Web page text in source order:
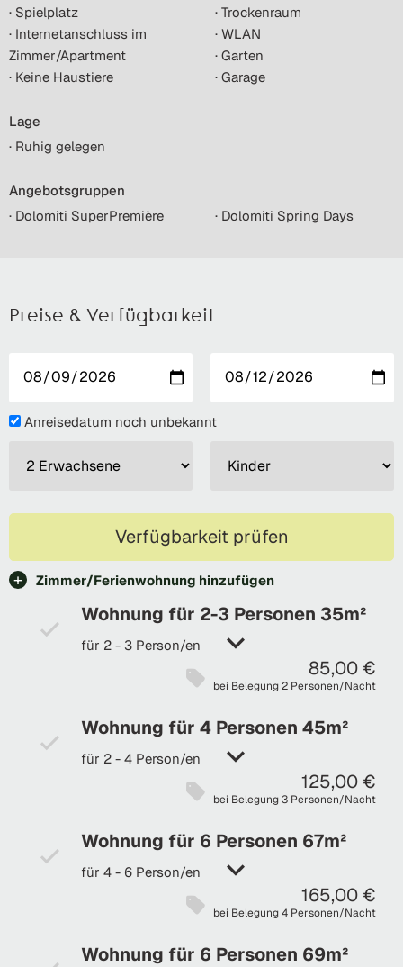
· Spielplatz
· Trockenraum
· Internetanschluss im
Zimmer/Apartment
· WLAN
· Garten
· Keine Haustiere
· Garage
Lage
· Ruhig gelegen
Angebotsgruppen
· Dolomiti SuperPremière
· Dolomiti Spring Days
Preise & Verfügbarkeit
Anreisedatum noch unbekannt
Verfügbarkeit prüfen
Zimmer/Ferienwohnung hinzufügen
Wohnung für 2-3 Personen 35m²
für 2 - 3 Person/en
85,00 €
bei Belegung 2 Personen/Nacht
Wohnung für 4 Personen 45m²
für 2 - 4 Person/en
125,00 €
bei Belegung 3 Personen/Nacht
Wohnung für 6 Personen 67m²
für 4 - 6 Person/en
165,00 €
bei Belegung 4 Personen/Nacht
Wohnung für 6 Personen 69m²